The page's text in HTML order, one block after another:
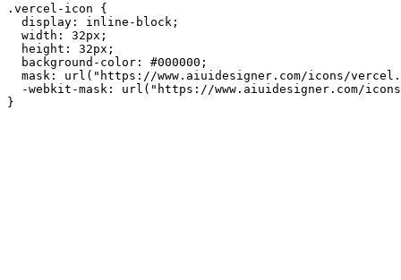
.vercel-icon {
  display: inline-block;
  width: 32px;
  height: 32px;
  background-color: #000000;
mask: url("https://www.aiuidesigner.com/icons/
-webkit-mask: url("https://www.aiuidesigner.com/
}